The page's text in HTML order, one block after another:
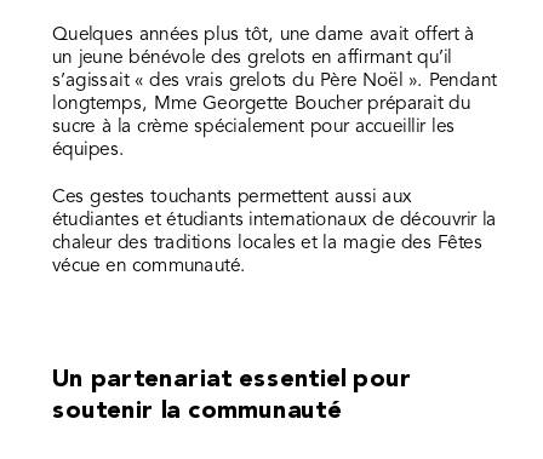
Quelques années plus tôt, une dame avait offert à
un jeune bénévole des grelots en affirmant qu’il
s’agissait « des vrais grelots du Père Noël ». Pendant
longtemps, Mme Georgette Boucher préparait du
sucre à la crème spécialement pour accueillir les
équipes.
Ces gestes touchants permettent aussi aux
étudiantes et étudiants internationaux de découvrir la
chaleur des traditions locales et la magie des Fêtes
vécue en communauté.
Un partenariat essentiel pour
soutenir la communauté